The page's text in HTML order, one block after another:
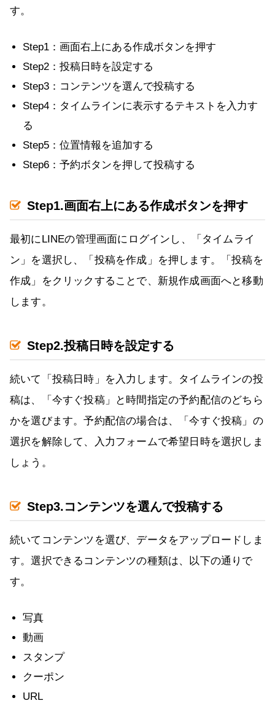
す。
Step1：画面右上にある作成ボタンを押す
Step2：投稿日時を設定する
Step3：コンテンツを選んで投稿する
Step4：タイムラインに表示するテキストを入力す
る
Step5：位置情報を追加する
Step6：予約ボタンを押して投稿する
Step1.画面右上にある作成ボタンを押す
最初にLINEの管理画面にログインし、「タイムライ
ン」を選択し、「投稿を作成」を押します。「投稿を
作成」をクリックすることで、新規作成画面へと移動
します。
Step2.投稿日時を設定する
続いて「投稿日時」を入力します。タイムラインの投
稿は、「今すぐ投稿」と時間指定の予約配信のどちら
かを選びます。予約配信の場合は、「今すぐ投稿」の
選択を解除して、入力フォームで希望日時を選択しま
しょう。
Step3.コンテンツを選んで投稿する
続いてコンテンツを選び、データをアップロードしま
す。選択できるコンテンツの種類は、以下の通りで
す。
写真
動画
スタンプ
クーポン
URL